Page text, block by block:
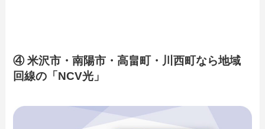
④ 米沢市・南陽市・高畠町・川西町なら地域
回線の「NCV光」